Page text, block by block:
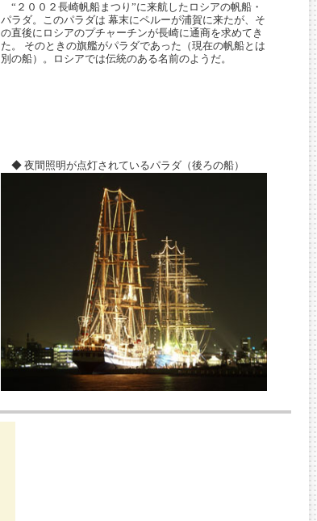
“２００２長崎帆船まつり”に来航したロシアの帆船・
パラダ。このパラダは 幕末にペルーが浦賀に来たが、そ
の直後にロシアのプチャーチンが長崎に通商を求めてき
た。 そのときの旗艦がパラダであった（現在の帆船とは
別の船）。ロシアでは伝統のある名前のようだ。
◆ 夜間照明が点灯されているパラダ（後ろの船）